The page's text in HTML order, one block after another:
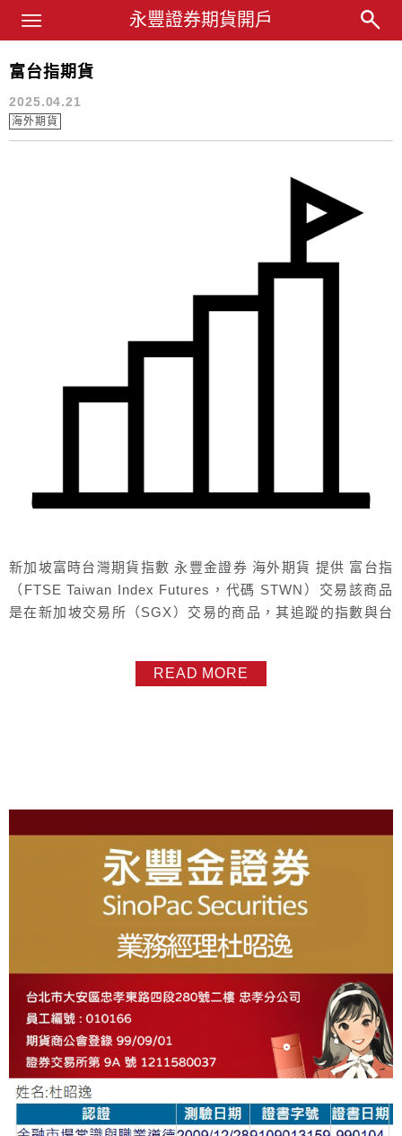
永豐業務經理杜昭逸Blog
永豐證券期貨開戶
Main Menu
stwn
富台指期貨
2025.04.21
海外期貨
新加坡富時台灣期貨指數 永豐金證券 海外期貨 提供 富台指
（FTSE Taiwan Index Futures，代碼 STWN）交易該商品
是在新加坡交易所（SGX）交易的商品，其追蹤的指數與台
交易時間T盤： 08:45-13:50T+1 盤：14:00-隔日05:15原始
READ MORE